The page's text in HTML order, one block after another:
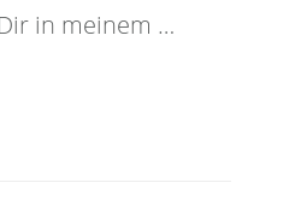
in meinem …